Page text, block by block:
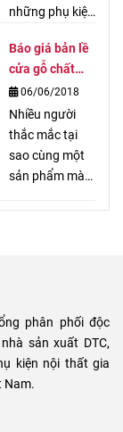
với hướng dẫn
bật đơn giản
dưới đây, chỉ
cần 3 bước là
bạn có thể
hoàn thiện bộ
bản lề mới rồi!
những phụ kiện
rất được ưa
chuộng. Mỗi
đơn vị lại có
những mức giá
bản lề giảm
chấn khác
nhau. Những
ưu đãi thế nào?
Báo giá bản lề
cửa gỗ chất
lượng, nhiều
ưu đãi không
thể bỏ lỡ
06/06/2018
Nhiều người
thắc mắc tại
sao cùng một
sản phẩm mà
hay qua nhiều
cầu trung gian.
Thực tế, những
đơn vị là đại lý
phân phối độc
sản xuất DTC,
kiện nội thất gia
Nam.